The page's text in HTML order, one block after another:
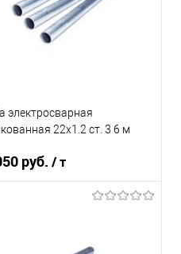
В избранное
электросварная
22х1.2 ст. 3 6 м
руб./ т